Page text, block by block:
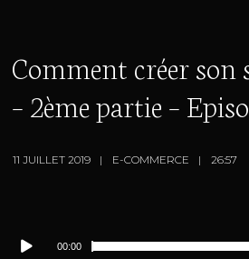
Comment créer
– 2ème partie –
11 JUILLET 2019 E-COMMERCE 26:57
Lecteur
00:00